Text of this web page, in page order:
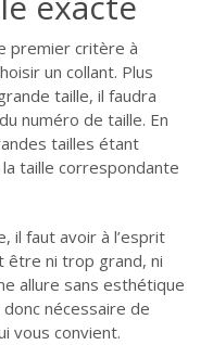
premier critère à
un collant. Plus
taille, il faudra
numéro de taille. En
tailles étant
taille correspondante
il faut avoir à l’esprit
être ni trop grand, ni
allure sans esthétique
nécessaire de
vous convient.